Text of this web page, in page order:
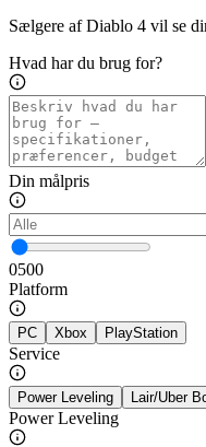
Sælgere af Diablo 4 vil se
Hvad har du brug for?
Din målpris
0500
Platform
PC Xbox PlayStation
Service
Power Leveling Lair/Uber
Power Leveling